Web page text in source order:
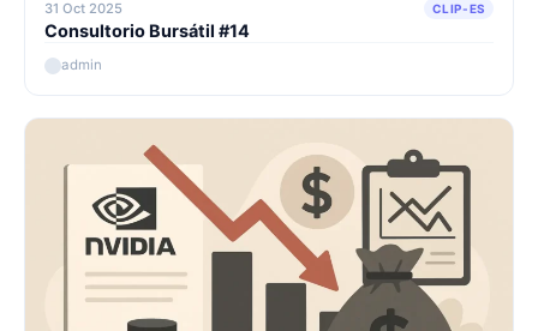
31 Oct 2025 CLIP-ES
Consultorio Bursátil #14
admin